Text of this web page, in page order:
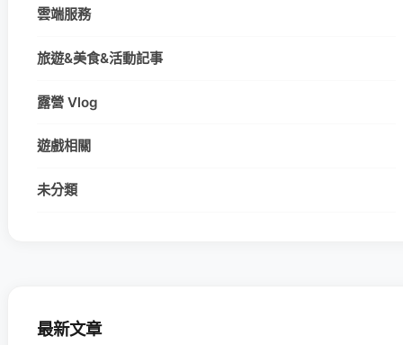
雲端服務
旅遊&美食&活動記事
露營 Vlog
遊戲相關
未分類
最新文章